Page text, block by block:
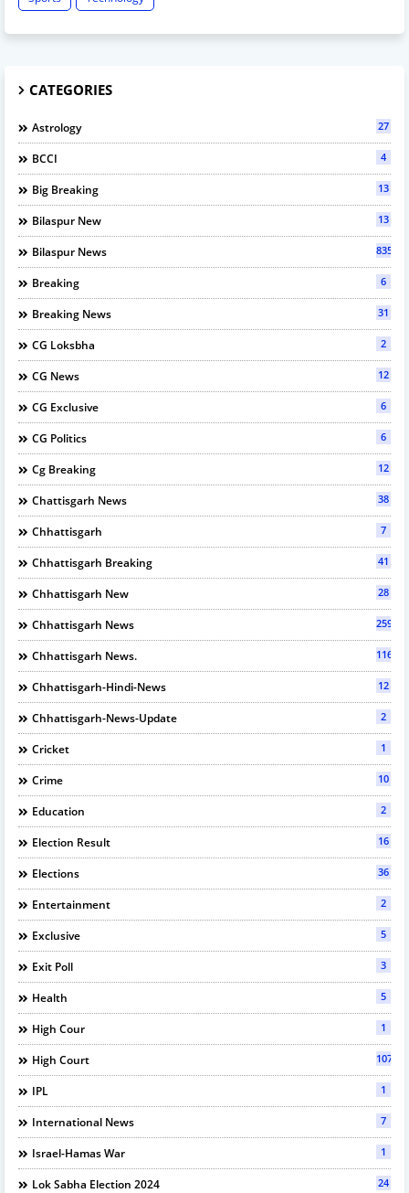
CATEGORIES
Astrology 27
BCCI 4
Big Breaking 13
Bilaspur New 13
Bilaspur News 835
Breaking 6
Breaking News 31
CG Loksbha 2
CG News 12
CG Exclusive 6
CG Politics 6
Cg Breaking 12
Chattisgarh News 38
Chhattisgarh 7
Chhattisgarh Breaking 41
Chhattisgarh New 28
Chhattisgarh News 2596
Chhattisgarh News. 116
Chhattisgarh-Hindi-News 12
Chhattisgarh-News-Update 2
Cricket 1
Crime 10
Education 2
Election Result 16
Elections 36
Entertainment 2
Exclusive 5
Exit Poll 3
Health 5
High Cour 1
High Court 107
IPL 1
International News 7
Israel-Hamas War 1
Lok Sabha Election 2024 24